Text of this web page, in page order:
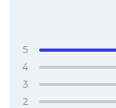
5
4
3
2